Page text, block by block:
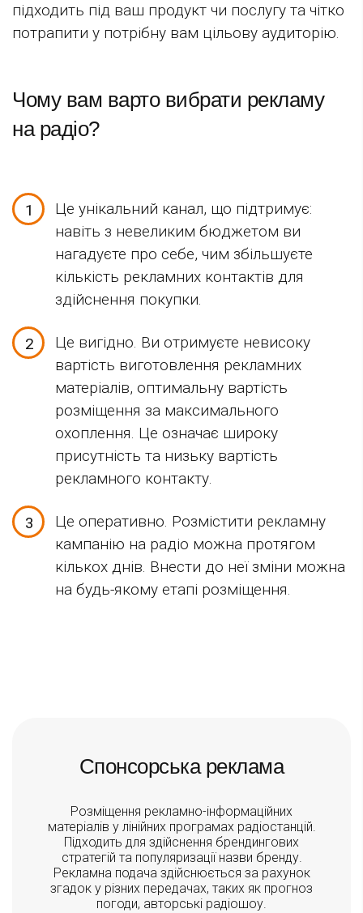
підходить під ваш продукт чи послугу та чітко
потрапити у потрібну вам цільову аудиторію.
Чому вам варто вибрати рекламу
на радіо?
Це унікальний канал, що підтримує:
навіть з невеликим бюджетом ви
нагадуєте про себе, чим збільшуєте
кількість рекламних контактів для
здійснення покупки.
Це вигідно. Ви отримуєте невисоку
вартість виготовлення рекламних
матеріалів, оптимальну вартість
розміщення за максимального
охоплення. Це означає широку
присутність та низьку вартість
рекламного контакту.
Це оперативно. Розмістити рекламну
кампанію на радіо можна протягом
кількох днів. Внести до неї зміни можна
на будь-якому етапі розміщення.
Спонсорська реклама
Розміщення рекламно-інформаційних
матеріалів у лінійних програмах радіостанцій.
Підходить для здійснення брендингових
стратегій та популяризації назви бренду.
Рекламна подача здійснюється за рахунок
згадок у різних передачах, таких як прогноз
погоди, авторські радіошоу.